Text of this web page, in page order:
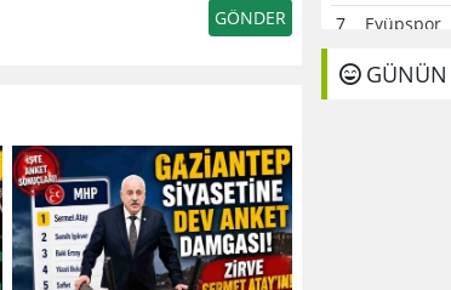
7
Eyüpspor
8
Fenerbahçe
GÜNÜN